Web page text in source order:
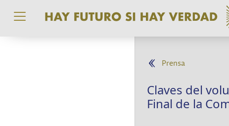
Pasar al contenido principal
Prensa
Claves del
Final de la